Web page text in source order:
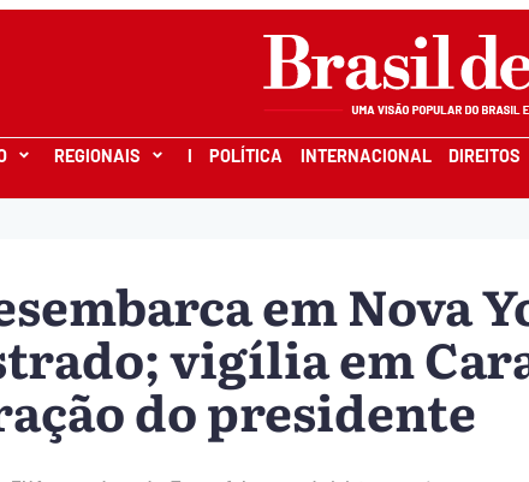
REGIONAIS I POLÍTICA INTERNACIONAL DIREITOS
em Nova
vigília em
do presidente